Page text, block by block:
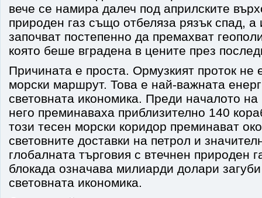
вече се намира далеч под априлските
природен газ също отбеляза рязък спад, а
започват постепенно да премахват
която беше вградена в цените през
Причината е проста. Ормузкият проток не
морски маршрут. Това е най-важната
световната икономика. Преди началото на
него преминаваха приблизително 140
този тесен морски коридор преминават
световните доставки на петрол и
глобалната търговия с втечнен природен
блокада означава милиарди долари
световната икономика.